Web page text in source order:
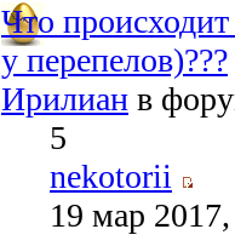
Что происходит
у перепелов)???
Ирилиан в
5
nekotorii
19 мар